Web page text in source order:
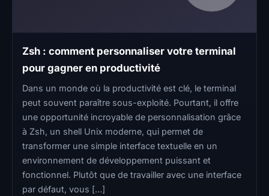
Zsh : comment personnaliser votre terminal
pour gagner en productivité
Dans un monde où la productivité est clé, le terminal
peut souvent paraître sous-exploité. Pourtant, il offre
une opportunité incroyable de personnalisation grâce
à Zsh, un shell Unix moderne, qui permet de
transformer une simple interface textuelle en un
environnement de développement puissant et
fonctionnel. Plutôt que de travailler avec une interface
par défaut, vous […]